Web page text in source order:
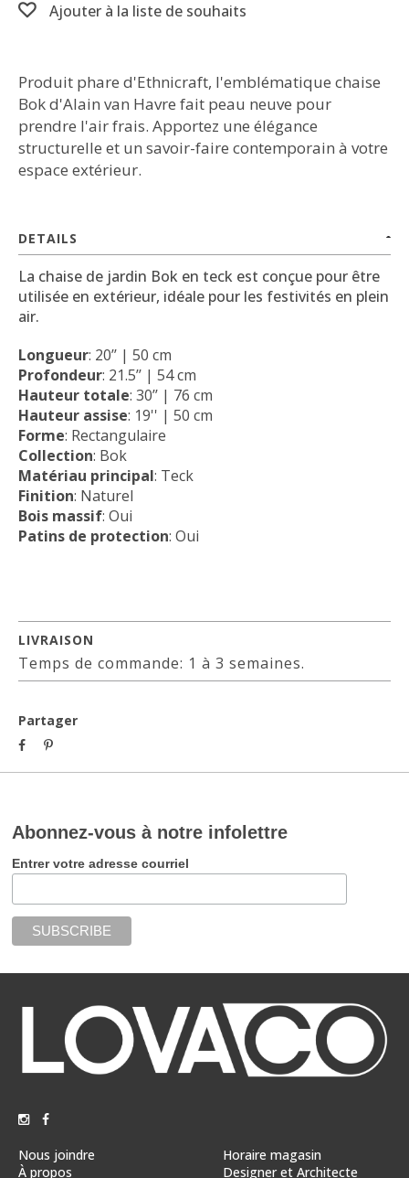
Ajouter à la liste de souhaits
Produit phare d'Ethnicraft, l'emblématique chaise
Bok d'Alain van Havre fait peau neuve pour
prendre l'air frais. Apportez une élégance
structurelle et un savoir-faire contemporain à votre
espace extérieur.
DETAILS
La chaise de jardin Bok en teck est conçue pour être
utilisée en extérieur, idéale pour les festivités en plein
air.
Longueur: 20’’ | 50 cm
Profondeur: 21.5’’ | 54 cm
Hauteur totale: 30’’ | 76 cm
Hauteur assise: 19'' | 50 cm
Forme: Rectangulaire
Collection: Bok
Matériau principal: Teck
Finition: Naturel
Bois massif: Oui
Patins de protection: Oui
LIVRAISON
Temps de commande: 1 à 3 semaines.
Partager
Abonnez-vous à notre infolettre
Entrer votre adresse courriel
Nous joindre
À propos
Horaire magasin
Designer et Architecte